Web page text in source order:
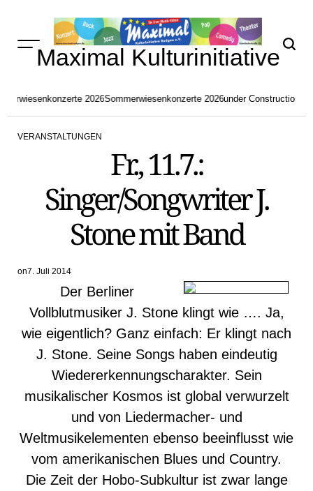
to
content
Maximal Kulturinitiative
2026Sommerwiesenkonzerte 2026under Construction
POSTED
VERANSTALTUNGEN
Fr., 11.7.:
Singer/Songwriter J.
Stone mit Band
on7. Juli 2014
Der Berliner
Vollblutmusiker J. Stone klingt wie …. Ja,
wie eigentlich? Ganz einfach: Er klingt nach
J. Stone. Seine Songs haben eindeutig
Wiedererkennungscharakter. Sein
musikalischer Kosmos ist global verwurzelt
und von Liedermacher- und
Weltmusikelementen ebenso beeinflusst wie
vom amerikanischen Blues und Country.
Die Zeit der Hobo-Subkultur ist zwar lange